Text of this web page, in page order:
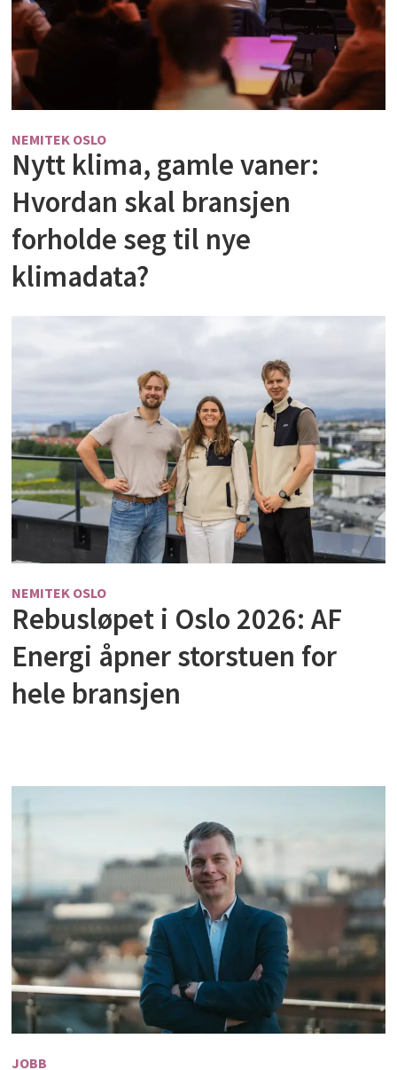
NEMITEK OSLO
Nytt klima, gamle vaner:
Hvordan skal bransjen
forholde seg til nye
klimadata?
NEMITEK OSLO
Rebusløpet i Oslo 2026: AF
Energi åpner storstuen for
hele bransjen
JOBB